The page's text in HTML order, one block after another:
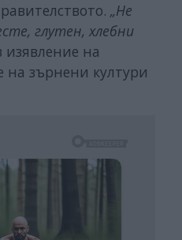
„Не
глутен, хлебни
изявление на
зърнени култури